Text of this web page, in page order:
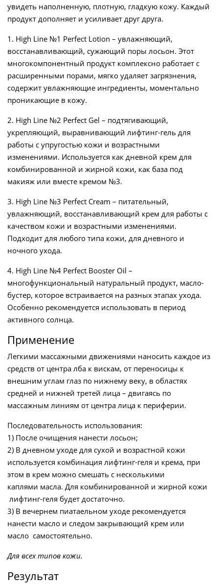
увидеть наполненную, плотную, гладкую кожу. Каждый
продукт дополняет и усиливает друг друга.
1. High Line №1 Perfect Lotion – увлажняющий,
восстанавливающий, сужающий поры лосьон. Этот
многокомпонентный продукт комплексно работает с
расширенными порами, мягко удаляет загрязнения,
содержит увлажняющие ингредиенты, моментально
проникающие в кожу.
2. High Line №2 Perfect Gel – подтягивающий,
укрепляющий, выравнивающий лифтинг-гель для
работы с упругостью кожи и возрастными
изменениями. Используется как дневной крем для
комбинированной и жирной кожи, как база под
макияж или вместе кремом №3.
3. High Line №3 Perfect Cream – питательный,
увлажняющий, восстанавливающий крем для работы с
качеством кожи и возрастными изменениями.
Подходит для любого типа кожи, для дневного и
ночного ухода.
4. High Line №4 Perfect Booster Oil –
многофункциональный натуральный продукт, масло-
бустер, которое встраивается на разных этапах ухода.
Особенно рекомендуется использовать в период
активного солнца.
Применение
Легкими массажными движениями наносить каждое из
средств от центра лба к вискам, от переносицы к
внешним углам глаз по нижнему веку, в областях
средней и нижней третей лица – двигаясь по
массажным линиям от центра лица к периферии.
Последовательность использования:
1) После очищения нанести лосьон;
2) В дневном уходе для сухой и возрастной кожи
используется комбинация лифтинг-геля и крема, при
этом в крем можно смешать с несколькими
каплями масла. Для комбинированной и жирной кожи
лифтинг-геля будет достаточно.
3) В вечернем пиатаельном уходе рекомендуется
нанести масло и следом закрывающий крем или
масло самостоятельно.
Для всех типов кожи.
Результат